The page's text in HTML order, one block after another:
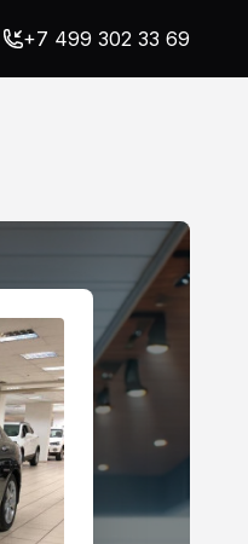
+7 499 302 33 69